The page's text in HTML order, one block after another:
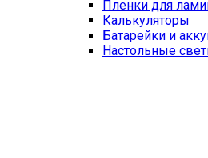
Пленки для
Калькуляторы
Батарейки и
Настольные